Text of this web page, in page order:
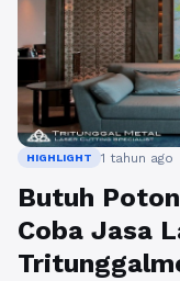
HIGHLIGHT 1 tahun ago
Butuh
Coba Jasa